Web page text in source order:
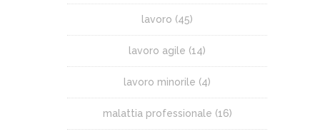
lavoro (45)
lavoro agile (14)
lavoro minorile (4)
malattia professionale (16)